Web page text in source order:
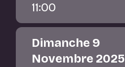
11:00
Dimanche 9
Novembre 2025